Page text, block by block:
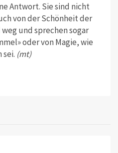
Antwort. Sie sind nicht
von der Schönheit der
und sprechen sogar
oder von Magie, wie
sei. (mt)